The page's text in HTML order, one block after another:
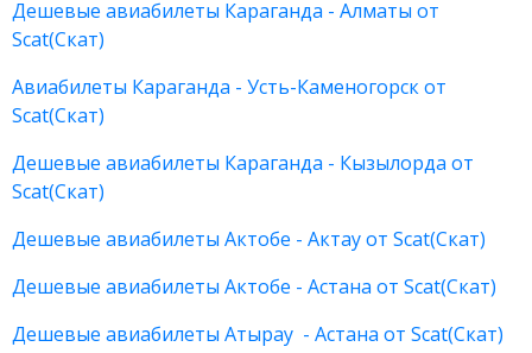
Дешевые авиабилеты Караганда - Алматы от
Scat(Скат)
Авиабилеты Караганда - Усть-Каменогорск от
Scat(Скат)
Дешевые авиабилеты Караганда - Кызылорда от
Scat(Скат)
Дешевые авиабилеты Актобе - Актау от Scat(Скат)
Дешевые авиабилеты Актобе - Астана от Scat(Скат)
Дешевые авиабилеты Атырау - Астана от Scat(Скат)